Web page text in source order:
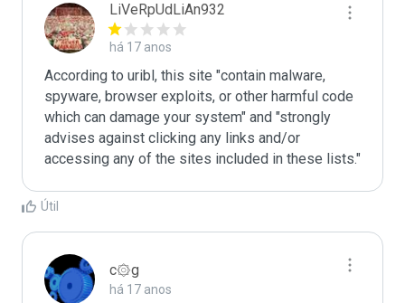
LiVeRpUdLiAn932
há 17 anos
According to uribl, this site "contain malware,
spyware, browser exploits, or other harmful code
which can damage your system" and "strongly
advises against clicking any links and/or
accessing any of the sites included in these lists."
Útil
c۞g
há 17 anos